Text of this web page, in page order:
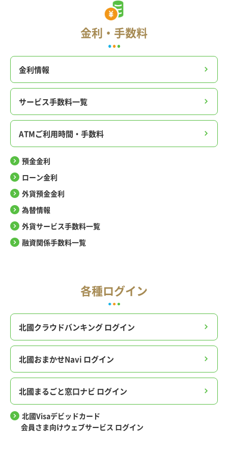
金利・手数料
金利情報
サービス手数料一覧
ATMご利用時間・手数料
預金金利
ローン金利
外貨預金金利
為替情報
外貨サービス手数料一覧
融資関係手数料一覧
各種ログイン
北國クラウドバンキング ログイン
北國おまかせNavi ログイン
北國まるごと窓口ナビ ログイン
北國Visaデビッドカード
会員さま向けウェブサービス ログイン